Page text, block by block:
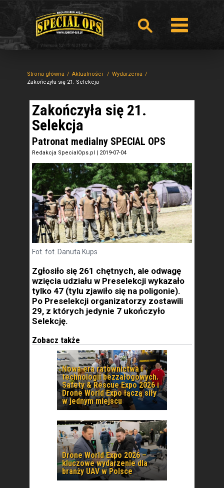
Strona główna Aktualności
Wydarzenia
Zakończyła się 21. Selekcja
Zakończyła się 21.
Selekcja
Patronat medialny SPECIAL OPS
Redakcja SpecialOps.pl | 2019-07-04
Fot. fot. Danuta Kups
Zgłosiło się 261 chętnych, ale odwagę
wzięcia udziału w Preselekcji wykazało
tylko 47 (tylu zjawiło się na poligonie).
Po Preselekcji organizatorzy zostawili
29, z których jedynie 7 ukończyło
Selekcję.
Zobacz także
Nowa era ratownictwa i
technologii bezzałogowych.
Safety & Rescue Expo 2026 i
Drone World Expo łączą siły
w jednym miejscu
Drone World Expo 2026 –
kluczowe wydarzenie dla
branży UAV w Polsce